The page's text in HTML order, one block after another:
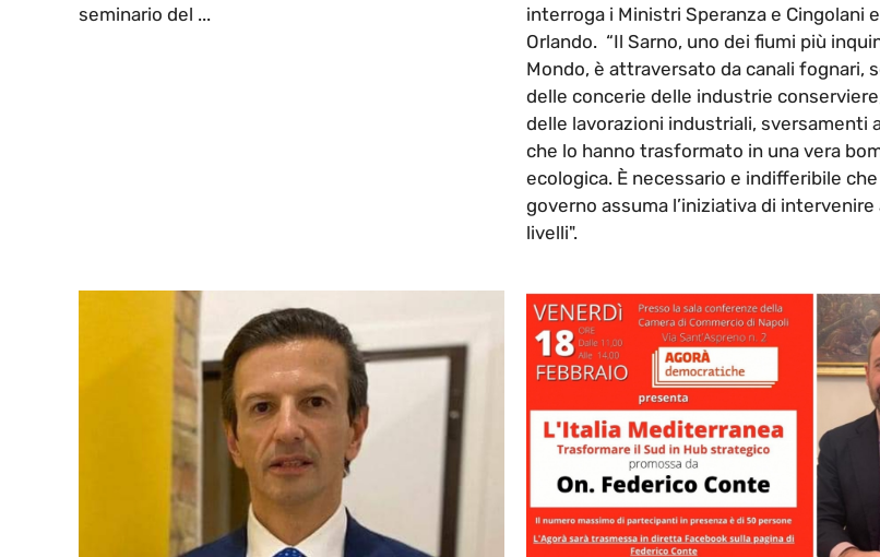
seminario del ...
interroga i Ministri Speranza e Cingolani e
Orlando. “Il Sarno, uno dei fiumi più
Mondo, è attraversato da canali fognari,
delle concerie delle industrie
delle lavorazioni industriali, sversamenti
che lo hanno trasformato in una vera
ecologica. È necessario e indifferibile che
governo assuma l’iniziativa di
livelli".